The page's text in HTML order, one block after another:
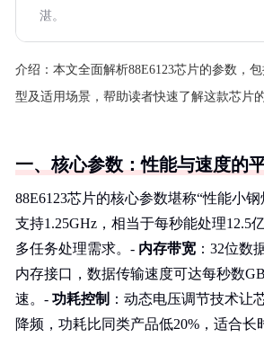
湛。
介绍： 本文全面解析88E6123芯片的参数，
型及适用场景，帮助读者快速了解这款芯片
一、核心参数：性能与速度的
88E6123芯片的核心参数堪称“性能小钢
支持1.25GHz，相当于每秒能处理12.5
多任务处理需求。- 内存带宽 ：32位数
内存接口，数据传输速度可达每秒数
速。- 功耗控制 ：动态电压调节技术让
降频，功耗比同类产品低20%，适合长